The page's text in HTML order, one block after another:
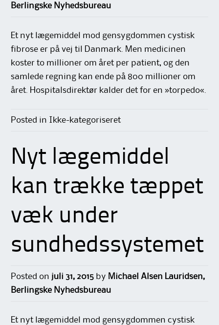
Berlingske Nyhedsbureau
Et nyt lægemiddel mod gensygdommen cystisk
fibrose er på vej til Danmark. Men medicinen
koster to millioner om året per patient, og den
samlede regning kan ende på 800 millioner om
året. Hospitalsdirektør kalder det for en »torpedo«.
Posted in Ikke-kategoriseret
Nyt lægemiddel
kan trække tæppet
væk under
sundhedssystemet
Posted on juli 31, 2015 by Michael Alsen Lauridsen,
Berlingske Nyhedsbureau
Et nyt lægemiddel mod gensygdommen cystisk